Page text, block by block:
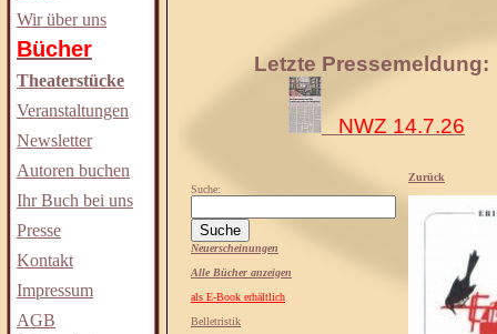
Wir über uns
Bücher
Theaterstücke
Veranstaltungen
Newsletter
Autoren buchen
Ihr Buch bei uns
Presse
Kontakt
Impressum
AGB
Letzte Pressemeldung:
NWZ 14.7.26
Suche:
Neuerscheinungen
Alle Bücher anzeigen
als E-Book erhältlich
Belletristik
Zurück